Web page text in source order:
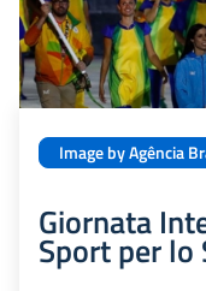
Image by Agência
Giornata
Sport per lo